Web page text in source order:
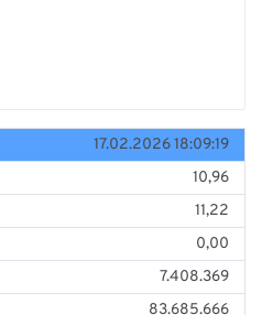
17.02.2026 18:09:19
10,96
11,22
0,00
7.408.369
83.685.666